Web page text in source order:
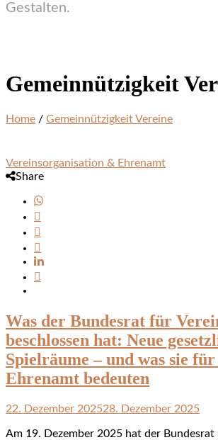
Gestalten.
Gemeinnützigkeit
Home / Gemeinnützigkeit Vereine
Vereinsorganisation & Ehrenamt
Share
Was der Bundesrat für
beschlossen hat: Neue
Spielräume – und was sie für
Ehrenamt bedeuten
22. Dezember 202528. Dezember 2025
Am 19. Dezember 2025 hat der Bundesrat